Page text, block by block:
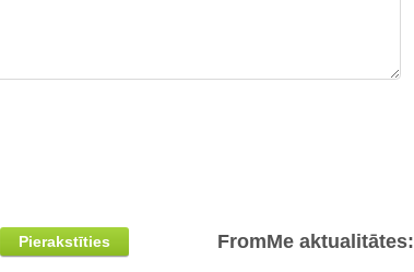
FromMe aktualitātes:
Pierakstīties